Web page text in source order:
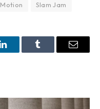
Motion Slam Jam
LinkedInTumblr Email